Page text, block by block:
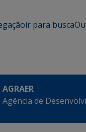
ir para busca
AGRAER
Agência de